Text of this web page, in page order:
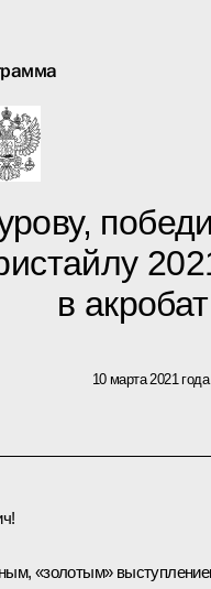
в
10 марта 2021 года
«золотым»